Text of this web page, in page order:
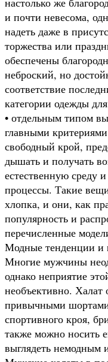
и почти невесома,
надеть даже в
торжества или
обеспечены
неброский, но
соответствие
категории одежды
• отдельным типом
главными
свободный крой,
дышать и получать
естественную среду
процессы. Такие
хлопка, и они, как
популярность и
перечисленные
Модные тенденции и
Многие мужчины
однако неприятие
необъективно. Халат
привычными
спортивного кроя,
также можно носить
выглядеть немодным